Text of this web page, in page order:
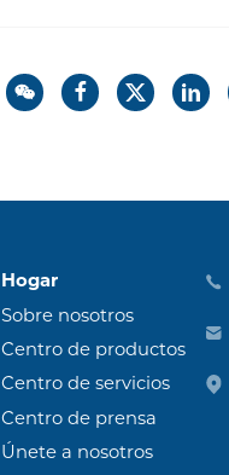
Hogar
Sobre nosotros
Centro de productos
Centro de servicios
Centro de prensa
Únete a nosotros